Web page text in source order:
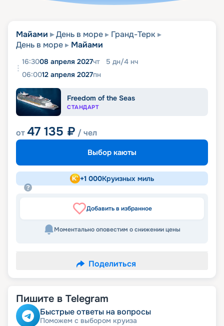
Майами День в море
Гранд-Терк
День в море
Майами
16:3008 апреля 2027чт 5 дн/4 нч
06:0012 апреля 2027пн
Freedom of the Seas
СТАНДАРТ
от47 135 ₽ / чел
Выбор каюты
+1 000Круизных миль
Добавить в избранное
Моментально оповестим о снижении цены
Поделиться
Пишите в Telegram
Быстрые ответы на вопросы
Поможем с выбором круиза